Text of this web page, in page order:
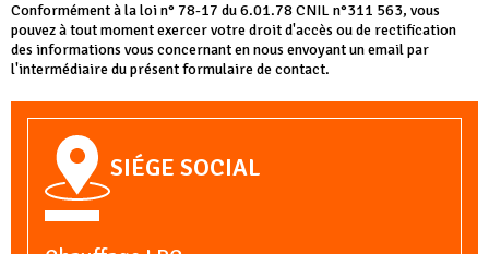
Conformément à la loi n° 78-17 du 6.01.78 CNIL n°311 563, vous
pouvez à tout moment exercer votre droit d'accès ou de rectification
des informations vous concernant en nous envoyant un email par
l'intermédiaire du présent formulaire de contact.
SIÉGE SOCIAL